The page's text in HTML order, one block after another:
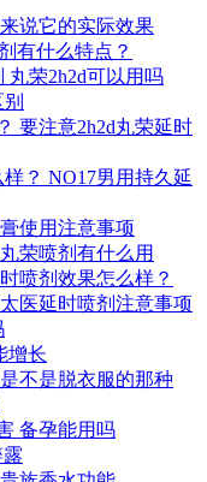
说它的实际效果
有什么特点？
丸荣2h2d可以用吗
要注意2h2d丸荣延时
？ NO17男用持久延
使用注意事项
荣喷剂有什么用
喷剂效果怎么样？
医延时喷剂注意事项
增长
不是脱衣服的那种
备孕能用吗